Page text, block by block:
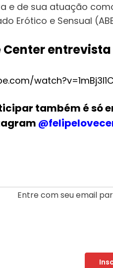
e de sua atuação
Erótico e Sensual
Center
também é só
Entre com seu email